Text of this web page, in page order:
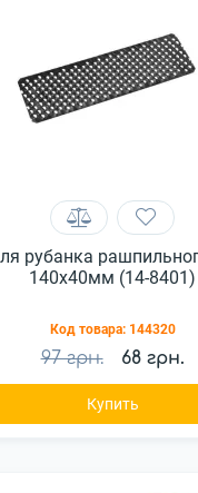
рубанка
140х40мм (14-8401)
Код товара: 144320
97 грн. 68 грн.
Купить